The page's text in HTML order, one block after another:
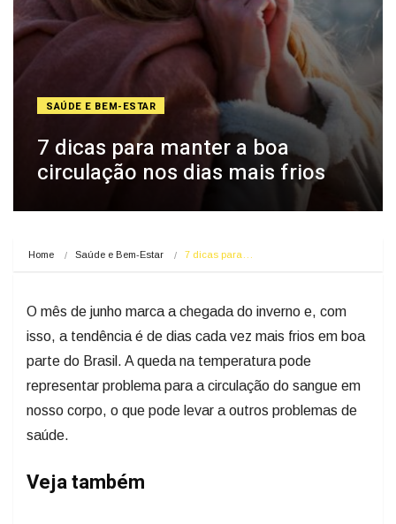
SAÚDE E BEM-ESTAR
7 dicas para manter a boa
circulação nos dias mais frios
Home Saúde e Bem-Estar 7 dicas para…
O mês de junho marca a chegada do inverno e, com
isso, a tendência é de dias cada vez mais frios em boa
parte do Brasil. A queda na temperatura pode
representar problema para a circulação do sangue em
nosso corpo, o que pode levar a outros problemas de
saúde.
Veja também